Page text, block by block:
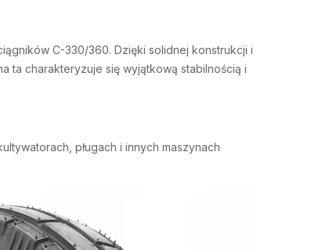
C-330/360. Dzięki solidnej konstrukcji i
ta charakteryzuje się wyjątkową stabilnością i
pługach i innych maszynach